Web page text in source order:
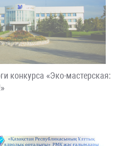
конкурса «Эко-мастерская: